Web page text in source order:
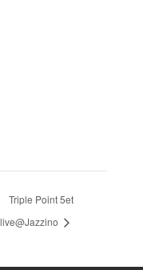
Triple Point 5et
live@Jazzino